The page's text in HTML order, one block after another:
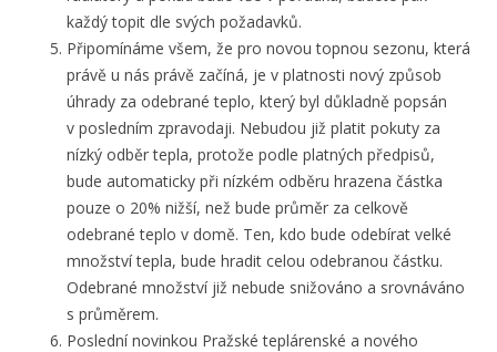
každý topit dle svých požadavků.
Připomínáme všem, že pro novou topnou sezonu, která
právě u nás právě začíná, je v platnosti nový způsob
úhrady za odebrané teplo, který byl důkladně popsán
v posledním zpravodaji. Nebudou již platit pokuty za
nízký odběr tepla, protože podle platných předpisů,
bude automaticky při nízkém odběru hrazena částka
pouze o 20% nižší, než bude průměr za celkově
odebrané teplo v domě. Ten, kdo bude odebírat velké
množství tepla, bude hradit celou odebranou částku.
Odebrané množství již nebude snižováno a srovnáváno
s průměrem.
Poslední novinkou Pražské teplárenské a nového